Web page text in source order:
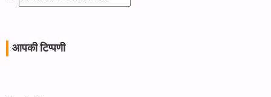
आपकी टिप्पणी